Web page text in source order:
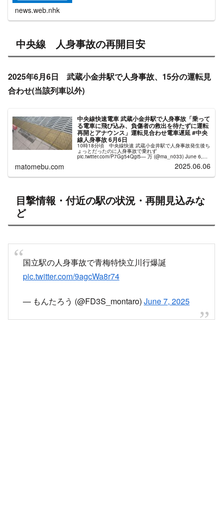
news.web.nhk
中央線 人身事故の再開目安
2025年6月6日 武蔵小金井駅で人身事故、15分の運転見
合わせ(当該列車以外)
中央線快速電車 武蔵小金井駅で人身事故「乗って
る電車に飛び込み、負傷者の救出を待たずに運転
再開とアナウンス」運転見合わせ電車遅延 #中央
線人身事故 6月6日
10時18分頃 中央線快速 武蔵小金井駅で人身事故発生後ち
ょっとだったのに人身事故で乗れず
pic.twitter.com/P7Gg54Qgi5— 万 (@ma_n033) June 6,
matomebu.com 2025.06.06
目撃情報・付近の駅の状況・再開見込みな
ど
国立駅の人身事故で青梅特快立川行爆誕
pic.twitter.com/9agcWa8r74
— もんたろう (@FD3S_montaro) June 7, 2025